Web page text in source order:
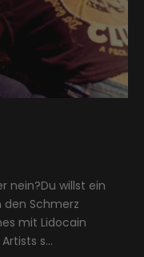
nein?Du willst ein
den Schmerz
mit Lidocain
s...